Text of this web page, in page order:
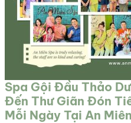
Spa Gội Đầu Thảo
Đến Thư Giãn Đón
Mỗi Ngày Tại An